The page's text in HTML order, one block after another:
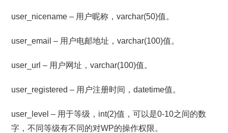
user_nicename – 用户昵称，varchar(50)值。
user_email – 用户电邮地址，varchar(100)值。
user_url – 用户网址，varchar(100)值。
user_registered – 用户注册时间，datetime值。
user_level – 用于等级，int(2)值，可以是0-10之间的数
字，不同等级有不同的对WP的操作权限。